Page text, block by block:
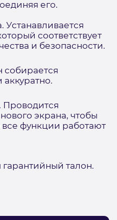
его.
Устанавливается
соответствует
и безопасности.
собирается
Проводится
экрана, чтобы
все функции работают
талон.